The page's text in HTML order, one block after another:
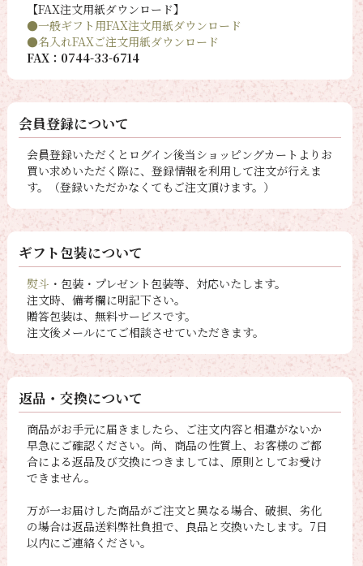
【FAX注文用紙ダウンロード】
●一般ギフト用FAX注文用紙ダウンロード
●名入れFAXご注文用紙ダウンロード
FAX：0744-33-6714
会員登録について
会員登録いただくとログイン後当ショッピングカートよりお
買い求めいただく際に、登録情報を利用して注文が行えま
す。（登録いただかなくてもご注文頂けます。）
ギフト包装について
熨斗 ・包装・プレゼント包装等、対応いたします。
注文時、備考欄に明記下さい。
贈答包装は、無料サービスです。
注文後メールにてご相談させていただきます。
返品・交換について
商品がお手元に届きましたら、ご注文内容と相違がないか
早急にご確認ください。尚、商品の性質上、お客様のご都
合による返品及び交換につきましては、原則としてお受け
できません。
万が一お届けした商品がご注文と異なる場合、破損、劣化
の場合は返品送料弊社負担で、良品と交換いたします。7日
以内にご連絡ください。